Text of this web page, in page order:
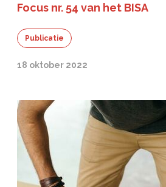
Focus nr. 54 van het BISA
Publicatie
18 oktober 2022